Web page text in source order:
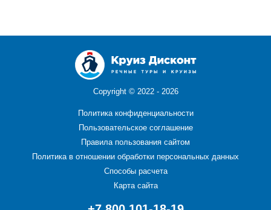
Copyright © 2022 - 2026
Политика конфиденциальности
Пользовательское соглашение
Правила пользования сайтом
Политика в отношении обработки персональных данных
Способы расчета
Карта сайта